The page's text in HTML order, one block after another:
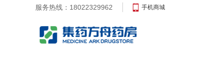
服务热线：18022329962 手机商城